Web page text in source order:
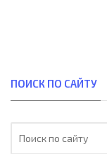
ПОИСК ПО САЙТУ